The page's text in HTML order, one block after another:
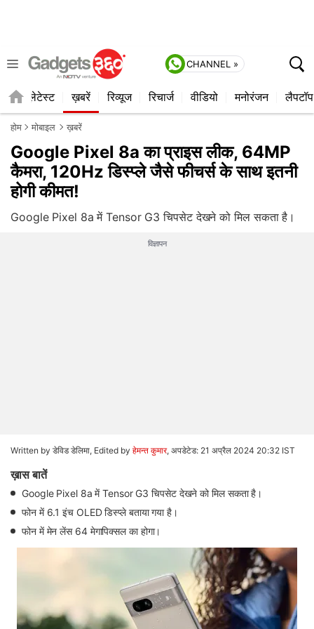
CHANNEL »
लेटेस्ट ख़बरें रिव्यूज रिचार्ज वीडियो मनोरंजन लैपटॉप
होम मोबाइल ख़बरें
Google Pixel 8a का प्राइस लीक, 64MP
कैमरा, 120Hz डिस्प्ले जैसे फीचर्स के साथ इतनी
होगी कीमत!
Google Pixel 8a में Tensor G3 चिपसेट देखने को मिल सकता है।
विज्ञापन
Written by डेविड डेलिमा, Edited by हेमन्त कुमार, अपडेटेड: 21 अप्रैल 2024 20:32 IST
ख़ास बातें
Google Pixel 8a में Tensor G3 चिपसेट देखने को मिल सकता है।
फोन में 6.1 इंच OLED डिस्प्ले बताया गया है।
फोन में मेन लेंस 64 मेगापिक्सल का होगा।